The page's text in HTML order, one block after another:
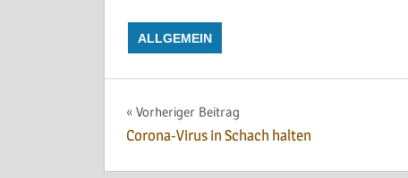
ALLGEMEIN
Beitragsnavigation
Vorheriger Beitrag
Corona-Virus in Schach halten